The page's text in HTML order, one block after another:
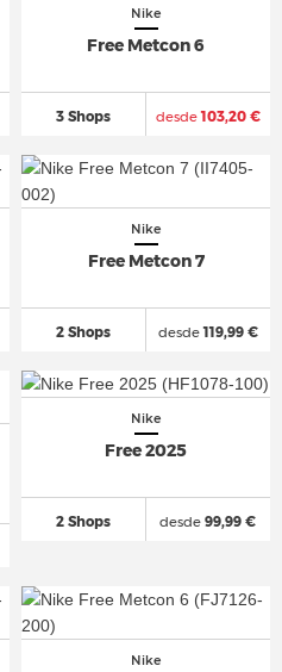
Nike
Free Metcon 6
3 Shops desde103,20 €
Nike
Free Metcon 7
2 Shops desde119,99 €
Nike
Free 2025
2 Shops desde 99,99 €
Nike